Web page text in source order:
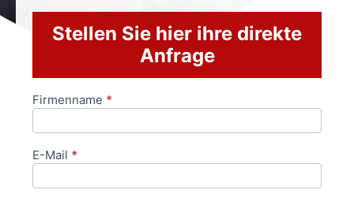
Stellen Sie hier ihre direkte
Anfrage
Anfrageformular
Firmenname *
E-Mail *